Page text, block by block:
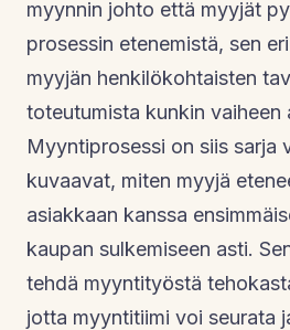
myynnin johto että myyjät
prosessin etenemistä, sen
myyjän henkilökohtaisten
toteutumista kunkin vaiheen
Myyntiprosessi on siis sarja
kuvaavat, miten myyjä
asiakkaan kanssa
kaupan sulkemiseen asti.
tehdä myyntityöstä
jotta myyntitiimi voi seurata